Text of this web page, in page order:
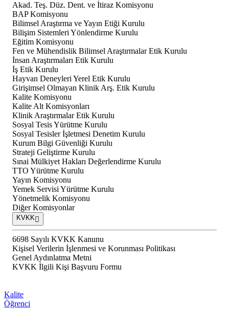
Akad. Teş. Düz. Dent. ve İtiraz Komisyonu
BAP Komisyonu
Bilimsel Araştırma ve Yayın Etiği Kurulu
Bilişim Sistemleri Yönlendirme Kurulu
Eğitim Komisyonu
Fen ve Mühendislik Bilimsel Araştırmalar Etik Kurulu
İnsan Araştırmaları Etik Kurulu
İş Etik Kurulu
Hayvan Deneyleri Yerel Etik Kurulu
Girişimsel Olmayan Klinik Arş. Etik Kurulu
Kalite Komisyonu
Kalite Alt Komisyonları
Klinik Araştırmalar Etik Kurulu
Sosyal Tesis Yürütme Kurulu
Sosyal Tesisler İşletmesi Denetim Kurulu
Kurum Bilgi Güvenliği Kurulu
Strateji Geliştirme Kurulu
Sınai Mülkiyet Hakları Değerlendirme Kurulu
TTO Yürütme Kurulu
Yayın Komisyonu
Yemek Servisi Yürütme Kurulu
Yönetmelik Komisyonu
Diğer Komisyonlar
KVKK
6698 Sayılı KVKK Kanunu
Kişisel Verilerin İşlenmesi ve Korunması Politikası
Genel Aydınlatma Metni
KVKK İlgili Kişi Başvuru Formu
Kalite
Öğrenci